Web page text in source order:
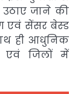
जाने की
एवं सेंसर बेस्ड
ही आधुनिक
एवं जिलों में